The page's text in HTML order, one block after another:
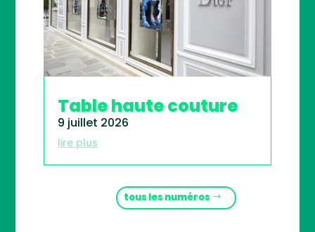
Table haute couture
9 juillet 2026
lire plus
tous les numéros